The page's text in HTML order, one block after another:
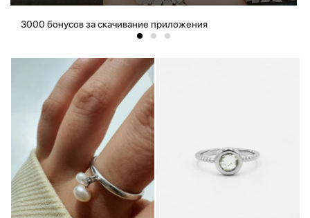
3000 бонусов за скачивание приложения